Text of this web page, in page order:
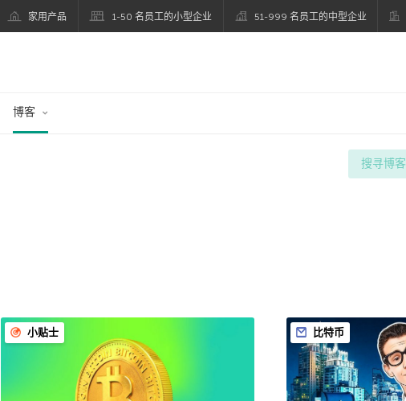
家用产品 1-50 名员工的小型企业 51-999 名员工的中型企业
博客
小贴士 比特币